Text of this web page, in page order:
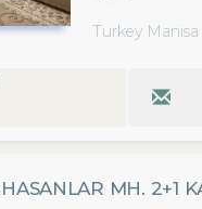
Turkey
MH. 2+1